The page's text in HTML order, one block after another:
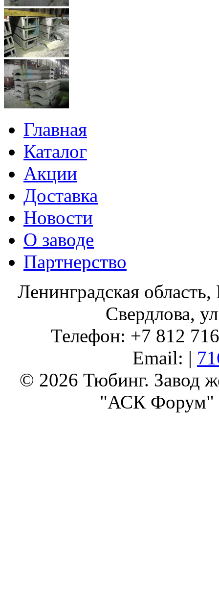
Главная
Каталог
Акции
Доставка
Новости
О заводе
Партнерство
Ленинградская
Свердлова,
Телефон: +7 812
Email: |
© 2026 Тюбинг. Завод
"АСК Форум"